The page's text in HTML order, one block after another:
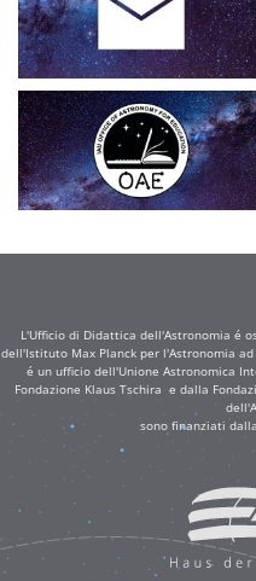
L'Ufficio di Didattica dell'Astronomia é
dell'Istituto Max Planck per l'Astronomia
é un ufficio dell'Unione Astronomica
Fondazione Klaus Tschira e dalla
sono finanziati dalla